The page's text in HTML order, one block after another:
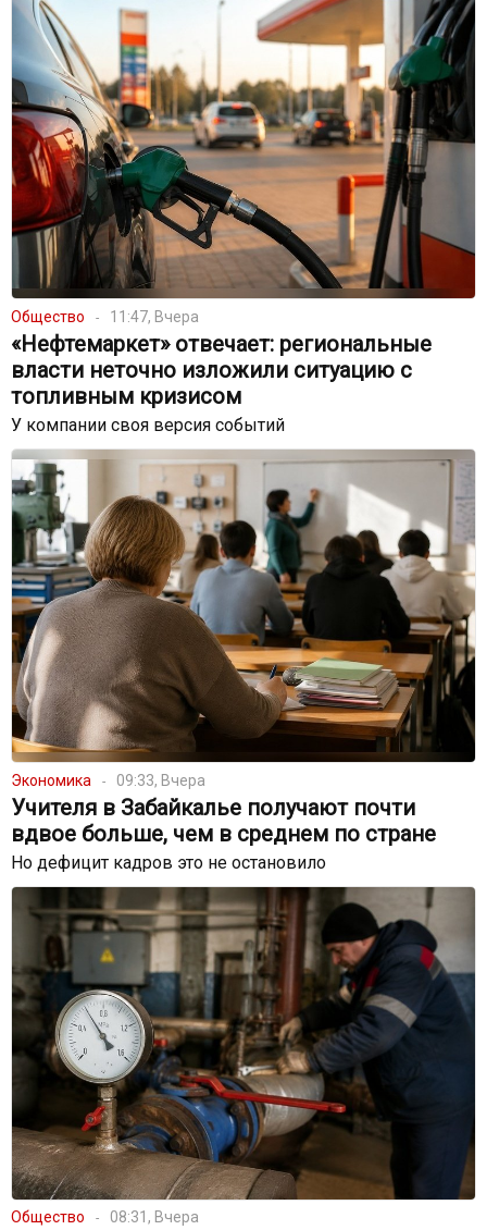
Общество 11:47, Вчера
«Нефтемаркет» отвечает: региональные
власти неточно изложили ситуацию с
топливным кризисом
У компании своя версия событий
Экономика 09:33, Вчера
Учителя в Забайкалье получают почти
вдвое больше, чем в среднем по стране
Но дефицит кадров это не остановило
Общество 08:31, Вчера